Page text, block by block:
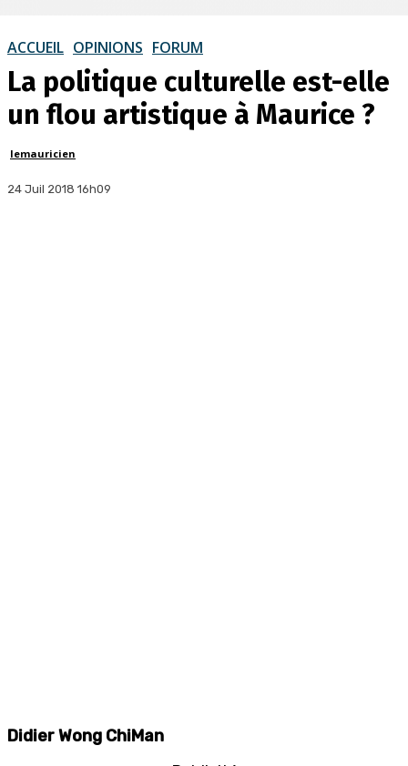
ACCUEIL OPINIONS FORUM
La politique culturelle est-elle
un flou artistique à Maurice ?
lemauricien
24 Juil 2018 16h09
Didier Wong ChiMan